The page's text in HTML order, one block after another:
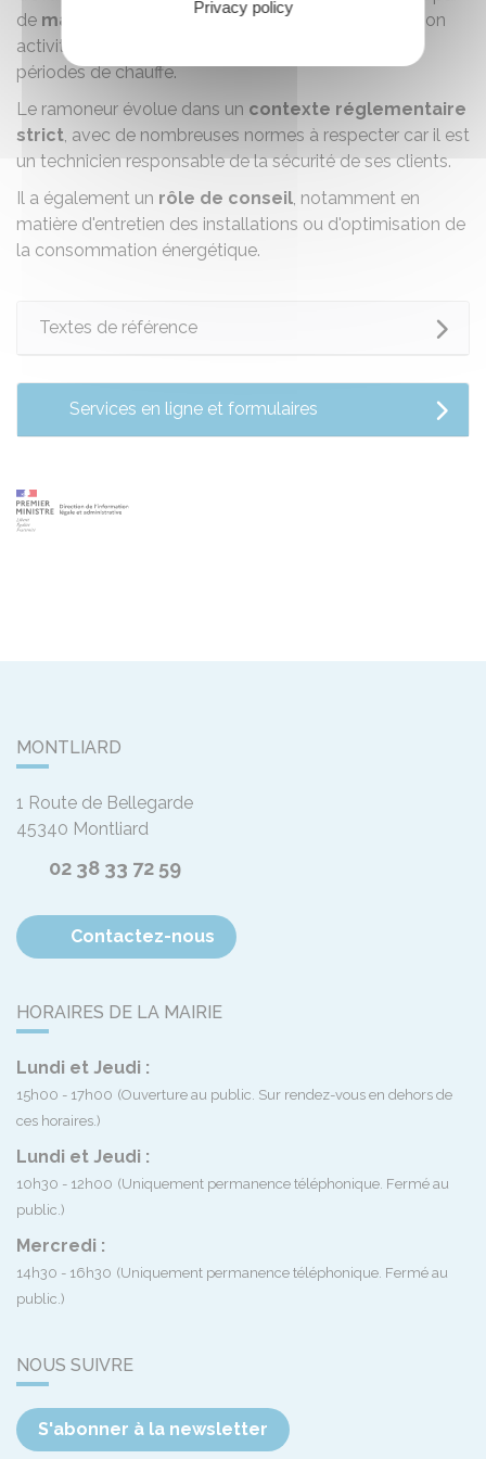
de mauvaises conditions climatiques
puisque son
activité s'intensifie en automne ou en hiver, lors des
périodes de chauffe.
Le ramoneur évolue dans un contexte réglementaire
strict, avec de nombreuses normes à respecter car il est
un technicien responsable de la sécurité de ses clients.
Il a également un rôle de conseil, notamment en
matière d'entretien des installations ou d'optimisation de
la consommation énergétique.
Textes de référence
Services en ligne et formulaires
MONTLIARD
1 Route de Bellegarde
45340 Montliard
02 38 33 72 59
Contactez-nous
HORAIRES DE LA MAIRIE
Lundi et Jeudi :
15h00 - 17h00 (Ouverture au public. Sur rendez-vous en dehors de
ces horaires.)
Lundi et Jeudi :
10h30 - 12h00 (Uniquement permanence téléphonique. Fermé au
public.)
Mercredi :
14h30 - 16h30 (Uniquement permanence téléphonique. Fermé au
public.)
NOUS SUIVRE
S'abonner à la newsletter
Privacy policy